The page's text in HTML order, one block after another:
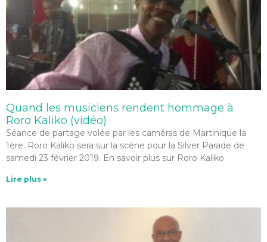
Quand les musiciens rendent hommage à
Roro Kaliko (vidéo)
Séance de partage volée par les caméras de Martinique la
1ère. Roro Kaliko sera sur la scène pour la Silver Parade de
samedi 23 février 2019. En savoir plus sur Roro Kaliko
Lire plus »